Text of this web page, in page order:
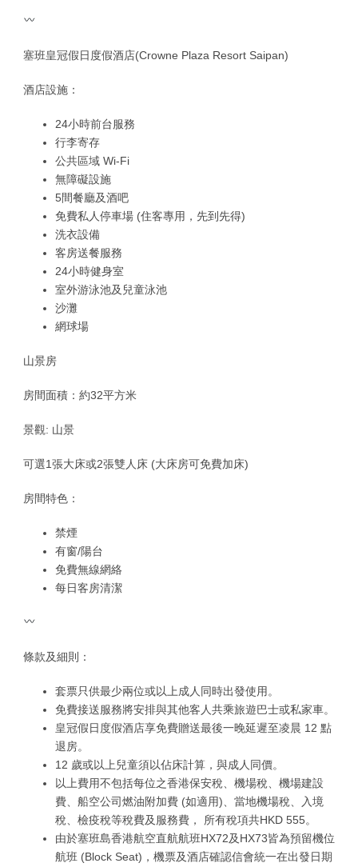
塞班皇冠假日度假酒店(Crowne Plaza Resort Saipan)
酒店設施：
24小時前台服務
行李寄存
公共區域 Wi-Fi
無障礙設施
5間餐廳及酒吧
免費私人停車場 (住客專用，先到先得)
洗衣設備
客房送餐服務
24小時健身室
室外游泳池及兒童泳池
沙灘
網球場
山景房
房間面積：約32平方米
景觀: 山景
可選1張大床或2張雙人床 (大床房可免費加床)
房間特色：
禁煙
有窗/陽台
免費無線網絡
每日客房清潔
條款及細則：
套票只供最少兩位或以上成人同時出發使用。
免費接送服務將安排與其他客人共乘旅遊巴士或私家車。
皇冠假日度假酒店享免費贈送最後一晚延遲至凌晨 12 點
退房。
12 歲或以上兒童須以佔床計算，與成人同價。
以上費用不包括每位之香港保安稅、機場稅、機場建設
費、船空公司燃油附加費 (如適用)、當地機場稅、入境
稅、檢疫稅等稅費及服務費， 所有稅項共HKD 555。
由於塞班島香港航空直航航班HX72及HX73皆為預留機位
航班 (Block Seat)，機票及酒店確認信會統一在出發日期